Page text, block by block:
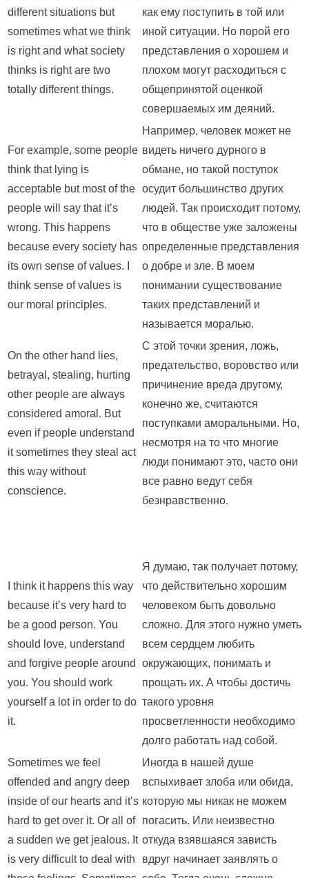
different situations but
sometimes what we think
is right and what society
thinks is right are two
totally different things.
как ему поступить в той или
иной ситуации. Но порой его
представления о хорошем и
плохом могут расходиться с
общепринятой оценкой
совершаемых им деяний.
For example, some people
think that lying is
acceptable but most of the
people will say that it’s
wrong. This happens
because every society has
its own sense of values. I
think sense of values is
our moral principles.
Например, человек может не
видеть ничего дурного в
обмане, но такой поступок
осудит большинство других
людей. Так происходит потому,
что в обществе уже заложены
определенные представления
о добре и зле. В моем
понимании существование
таких представлений и
называется моралью.
On the other hand lies,
betrayal, stealing, hurting
other people are always
considered amoral. But
even if people understand
it sometimes they steal act
this way without
conscience.
С этой точки зрения, ложь,
предательство, воровство или
причинение вреда другому,
конечно же, считаются
поступками аморальными. Но,
несмотря на то что многие
люди понимают это, часто они
все равно ведут себя
безнравственно.
I think it happens this way
because it’s very hard to
be a good person. You
should love, understand
and forgive people around
you. You should work
yourself a lot in order to do
it.
Я думаю, так получает потому,
что действительно хорошим
человеком быть довольно
сложно. Для этого нужно уметь
всем сердцем любить
окружающих, понимать и
прощать их. А чтобы достичь
такого уровня
просветленности необходимо
долго работать над собой.
Sometimes we feel
offended and angry deep
inside of our hearts and it’s
hard to get over it. Or all of
a sudden we get jealous. It
is very difficult to deal with
Иногда в нашей душе
вспыхивает злоба или обида,
которую мы никак не можем
погасить. Или неизвестно
откуда взявшаяся зависть
вдруг начинает заявлять о